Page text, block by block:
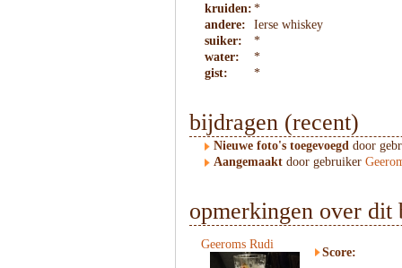
kruiden: *
andere:
Ierse whiskey
suiker:
*
water:
*
gist:
*
bijdragen (recent)
Nieuwe foto's toegevoegd door
Aangemaakt door gebruiker
opmerkingen over dit
Geeroms Rudi
Score: